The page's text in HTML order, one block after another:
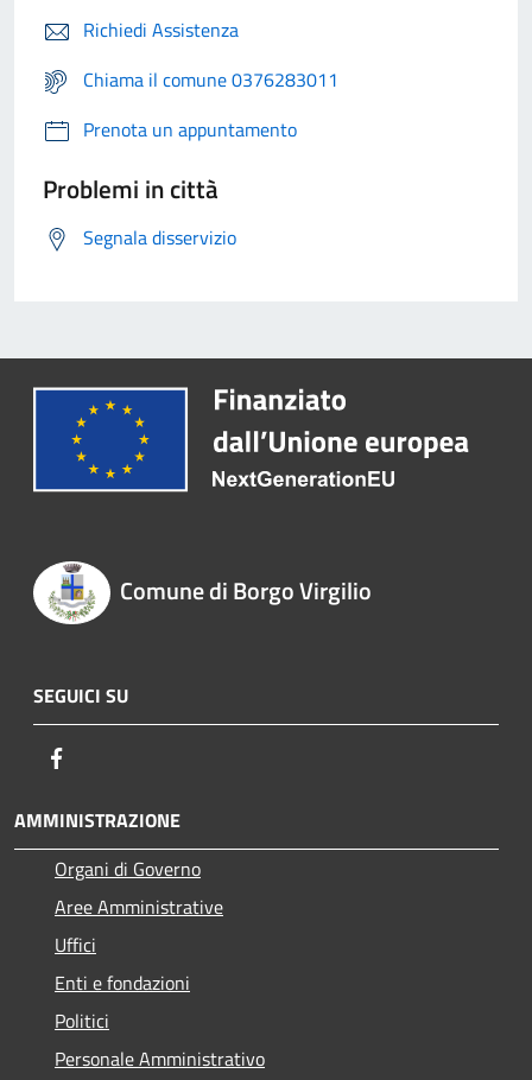
Richiedi Assistenza
Chiama il comune 0376283011
Prenota un appuntamento
Problemi in città
Segnala disservizio
Comune di Borgo Virgilio
SEGUICI SU
AMMINISTRAZIONE
Organi di Governo
Aree Amministrative
Uffici
Enti e fondazioni
Politici
Personale Amministrativo